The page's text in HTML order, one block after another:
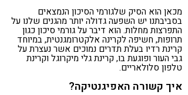
מכאן הוא הסיק שלגורמי הסיכון הנמצאים
בסביבתנו יש השפעה גדולה יותר מהגנים שלנו על
התפרצות מחלות. הוא דיבר על גורמי סיכון כגון
תרופות, חשיפה לקרינה אלקטרומגנטית, במיוחד
קרינת רדיו בעלת תדרים נמוכים אשר נעצרת על
גבי העור ופוגעת בו, קרינת גלי מיקרוגל וקרינת
טלפון סלולאריים.
איך קשורה האפיגנטיקה?